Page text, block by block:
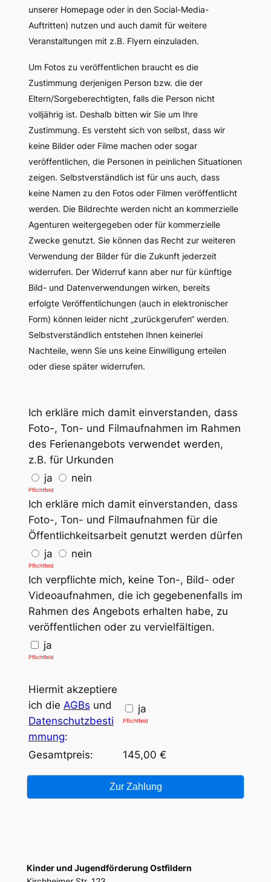
unserer Homepage oder in den Social-Media-
Auftritten) nutzen und auch damit für weitere
Veranstaltungen mit z.B. Flyern einzuladen.
Um Fotos zu veröffentlichen braucht es die
Zustimmung derjenigen Person bzw. die der
Eltern/Sorgeberechtigten, falls die Person nicht
volljährig ist. Deshalb bitten wir Sie um Ihre
Zustimmung. Es versteht sich von selbst, dass wir
keine Bilder oder Filme machen oder sogar
veröffentlichen, die Personen in peinlichen Situationen
zeigen. Selbstverständlich ist für uns auch, dass
keine Namen zu den Fotos oder Filmen veröffentlicht
werden. Die Bildrechte werden nicht an kommerzielle
Agenturen weitergegeben oder für kommerzielle
Zwecke genutzt. Sie können das Recht zur weiteren
Verwendung der Bilder für die Zukunft jederzeit
widerrufen. Der Widerruf kann aber nur für künftige
Bild- und Datenverwendungen wirken, bereits
erfolgte Veröffentlichungen (auch in elektronischer
Form) können leider nicht „zurückgerufen“ werden.
Selbstverständlich entstehen Ihnen keinerlei
Nachteile, wenn Sie uns keine Einwilligung erteilen
oder diese später widerrufen.
Ich erkläre mich damit einverstanden, dass
Foto-, Ton- und Filmaufnahmen im Rahmen
des Ferienangebots verwendet werden,
z.B. für Urkunden
ja
nein
Pflichtfeld
Ich erkläre mich damit einverstanden, dass
Foto-, Ton- und Filmaufnahmen für die
Öffentlichkeitsarbeit genutzt werden dürfen
ja
nein
Pflichtfeld
Ich verpflichte mich, keine Ton-, Bild- oder
Videoaufnahmen, die ich gegebenenfalls im
Rahmen des Angebots erhalten habe, zu
veröffentlichen oder zu vervielfältigen.
ja
Pflichtfeld
Hiermit akzeptiere
ich die AGBs und
Datenschutzbesti
mmung:
ja
Pflichtfeld
Gesamtpreis: 145,00 €
Kinder und Jugendförderung Ostfildern